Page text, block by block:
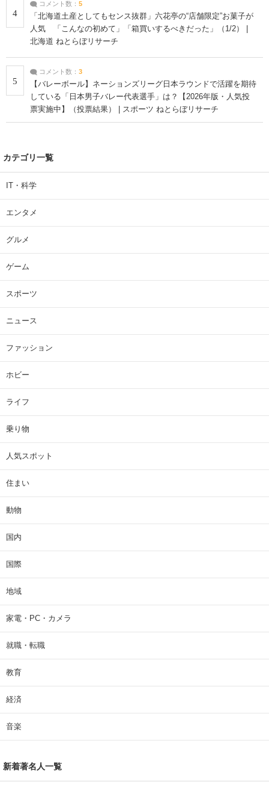
4
コメント数： 5
「北海道土産としてもセンス抜群」六花亭の“店舗限定”お菓子が
人気 「こんなの初めて」「箱買いするべきだった」（1/2） |
北海道 ねとらぼリサーチ
5
コメント数： 3
【バレーボール】ネーションズリーグ日本ラウンドで活躍を期待
している「日本男子バレー代表選手」は？【2026年版・人気投
票実施中】（投票結果） | スポーツ ねとらぼリサーチ
カテゴリ一覧
IT・科学
エンタメ
グルメ
ゲーム
スポーツ
ニュース
ファッション
ホビー
ライフ
乗り物
人気スポット
住まい
動物
国内
国際
地域
家電・PC・カメラ
就職・転職
教育
経済
音楽
新着著名人一覧